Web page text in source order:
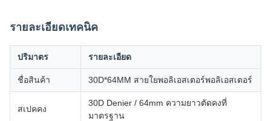
รายละเอียดเทคนิค
ปริมาตร รายละเอียด
ชื่อสินค้า 30D*64MM สายใยพอลิเอสเตอร์พอลิเอสเตอร์
สเปคคง
30D Denier / 64mm ความยาวตัดคงที่
มาตรฐาน